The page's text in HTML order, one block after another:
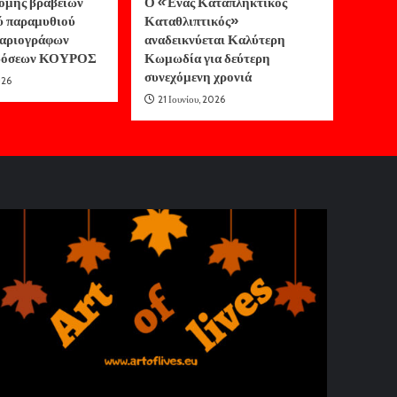
παραμυθιού
ΚΟΥΡΟΣ
Καταθλιπτικός»
αναδεικνύεται Καλύτερη
Κωμωδία για δεύτερη
συνεχόμενη χρονιά
21 Ιουνίου, 2026